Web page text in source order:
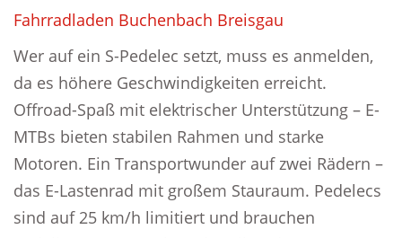
Fahrradladen Buchenbach Breisgau
Wer auf ein S-Pedelec setzt, muss es anmelden,
da es höhere Geschwindigkeiten erreicht.
Offroad-Spaß mit elektrischer Unterstützung – E-
MTBs bieten stabilen Rahmen und starke
Motoren. Ein Transportwunder auf zwei Rädern –
das E-Lastenrad mit großem Stauraum. Pedelecs
sind auf 25 km/h limitiert und brauchen